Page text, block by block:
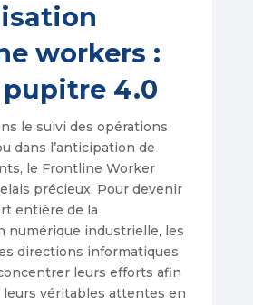
workers :
pupitre 4.0
le suivi des opérations
dans l’anticipation de
le Frontline Worker
précieux. Pour devenir
entière de la
numérique industrielle, les
directions informatiques
leurs efforts afin
leurs véritables attentes en